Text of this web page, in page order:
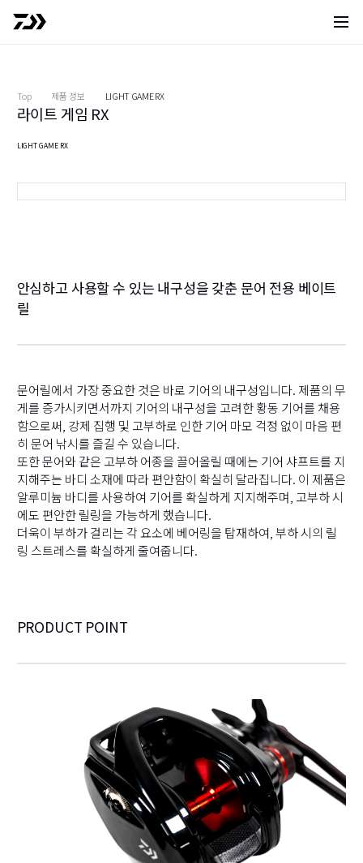
사이
Top 제품 정보 LIGHT GAME RX
라이트 게임 RX
LIGHT GAME RX
안심하고 사용할 수 있는 내구성을 갖춘 문어 전용 베이트
릴
문어릴에서 가장 중요한 것은 바로 기어의 내구성입니다. 제품의 무
게를 증가시키면서까지 기어의 내구성을 고려한 황동 기어를 채용
함으로써, 강제 집행 및 고부하로 인한 기어 마모 걱정 없이 마음 편
히 문어 낚시를 즐길 수 있습니다.
또한 문어와 같은 고부하 어종을 끌어올릴 때에는 기어 샤프트를 지
지해주는 바디 소재에 따라 편안함이 확실히 달라집니다. 이 제품은
알루미늄 바디를 사용하여 기어를 확실하게 지지해주며, 고부하 시
에도 편안한 릴링을 가능하게 했습니다.
더욱이 부하가 걸리는 각 요소에 베어링을 탑재하여, 부하 시의 릴
링 스트레스를 확실하게 줄여줍니다.
PRODUCT POINT